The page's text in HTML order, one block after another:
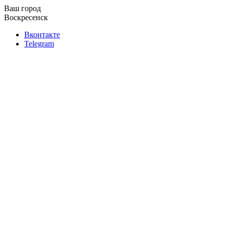
Ваш город
Воскресенск
Вконтакте
Telegram